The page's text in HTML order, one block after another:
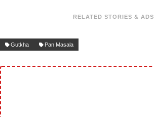
RELATED STORIES & ADS
Gutkha Pan Masala